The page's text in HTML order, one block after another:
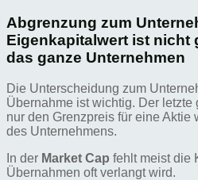
Abgrenzung zum
Eigenkapitalwert ist nicht
das ganze Unternehmen
Die Unterscheidung zum
Übernahme ist wichtig. Der
nur den Grenzpreis für eine Aktie
des Unternehmens.
In der Market Cap fehlt meist die
Übernahmen oft verlangt wird.